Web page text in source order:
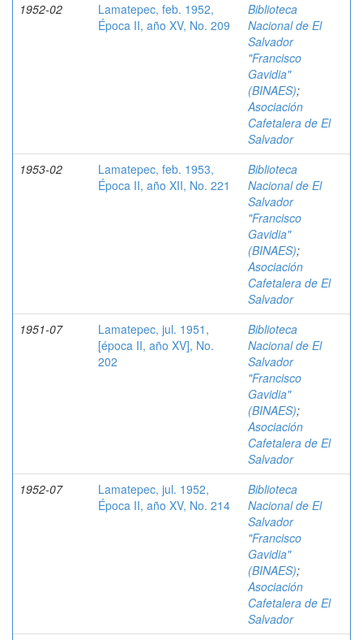
1952-02
Lamatepec, feb. 1952,
Época II, año XV, No. 209
Biblioteca
Nacional de El
Salvador
"Francisco
Gavidia"
(BINAES);
Asociación
Cafetalera de El
Salvador
1953-02
Lamatepec, feb. 1953,
Época II, año XII, No. 221
Biblioteca
Nacional de El
Salvador
"Francisco
Gavidia"
(BINAES);
Asociación
Cafetalera de El
Salvador
1951-07
Lamatepec, jul. 1951,
[época II, año XV], No.
202
Biblioteca
Nacional de El
Salvador
"Francisco
Gavidia"
(BINAES);
Asociación
Cafetalera de El
Salvador
1952-07
Lamatepec, jul. 1952,
Época II, año XV, No. 214
Biblioteca
Nacional de El
Salvador
"Francisco
Gavidia"
(BINAES);
Asociación
Cafetalera de El
Salvador